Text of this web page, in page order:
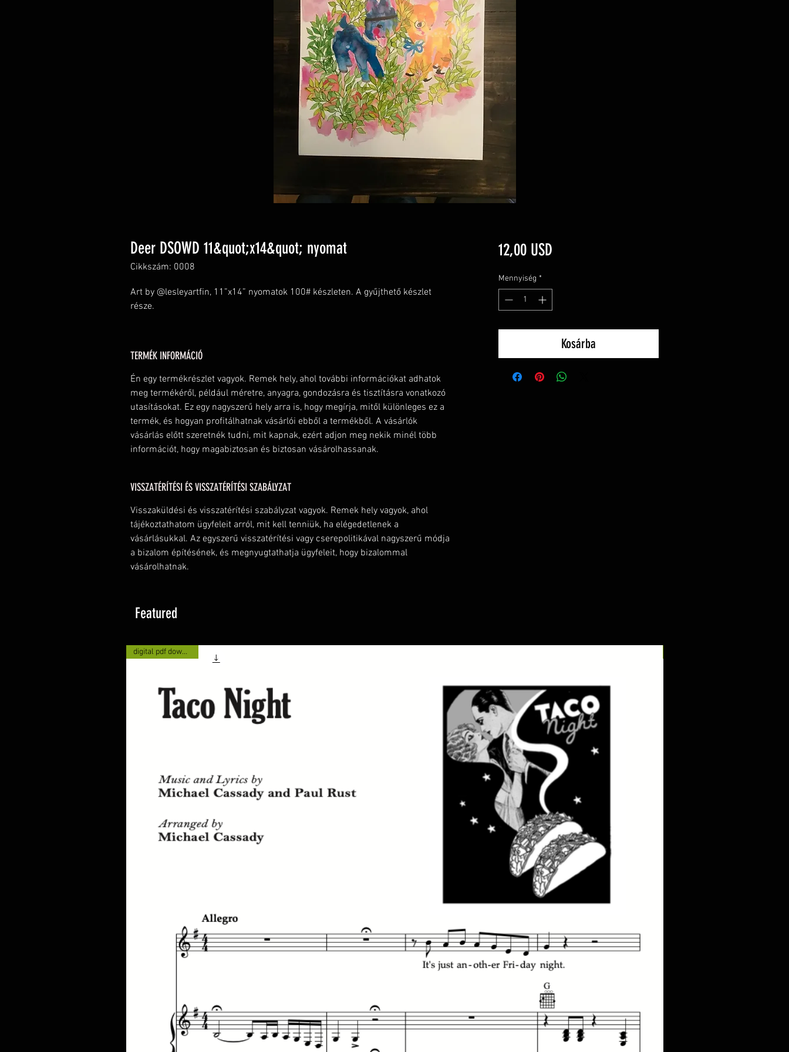
Deer DSOWD 11&quot;x14&quot; nyomat
Cikkszám: 0008
Art by @lesleyartfin, 11”x14” nyomatok 100# készleten. A gyűjthető készlet
része.
TERMÉK INFORMÁCIÓ
Én egy termékrészlet vagyok. Remek hely, ahol további információkat adhatok
meg termékéről, például méretre, anyagra, gondozásra és tisztításra vonatkozó
utasításokat. Ez egy nagyszerű hely arra is, hogy megírja, mitől különleges ez a
termék, és hogyan profitálhatnak vásárlói ebből a termékből. A vásárlók
vásárlás előtt szeretnék tudni, mit kapnak, ezért adjon meg nekik minél több
információt, hogy magabiztosan és biztosan vásárolhassanak.
VISSZATÉRÍTÉSI ÉS VISSZATÉRÍTÉSI SZABÁLYZAT
Visszaküldési és visszatérítési szabályzat vagyok. Remek hely vagyok, ahol
tájékoztathatom ügyfeleit arról, mit kell tenniük, ha elégedetlenek a
vásárlásukkal. Az egyszerű visszatérítési vagy cserepolitikával nagyszerű módja
a bizalom építésének, és megnyugtathatja ügyfeleit, hogy bizalommal
vásárolhatnak.
12,00 USDÁr
Mennyiség *
Kosárba
Featured
digital pdf download!